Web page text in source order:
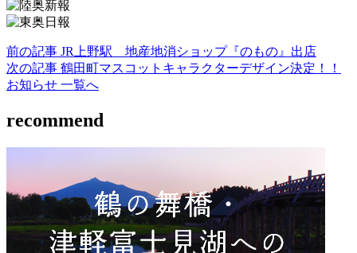
前の記事 JR上野駅 地産地消ショップ『のもの』出店
次の記事 鶴田町マスコットキャラクターデザイン決定！！
お知らせ 一覧へ
recommend